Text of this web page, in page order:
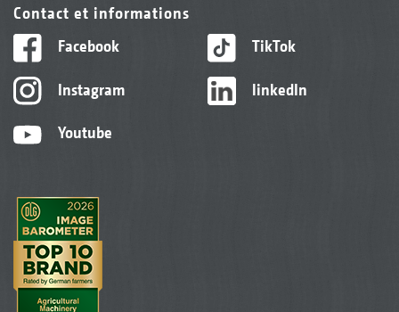
Contact et informations
Facebook
Instagram
Youtube
TikTok
linkedIn